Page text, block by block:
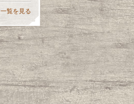
一覧を見る